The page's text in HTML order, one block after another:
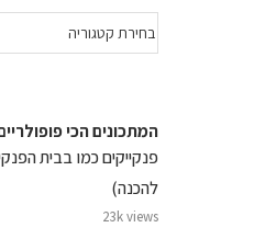
המתכונים הכי
פנקייקים כמו בבית
להכנה)
23k views